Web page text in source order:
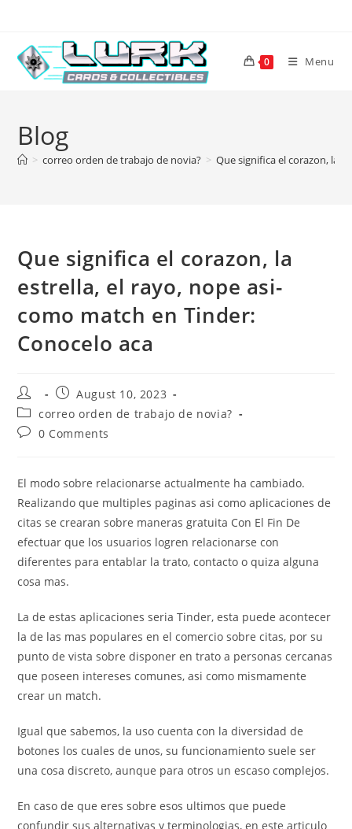
content
0 Menu
Blog
> correo orden de trabajo de novia? > Que significa el corazon, la
Que significa el corazon, la
estrella, el rayo, nope asi­
como match en Tinder:
Conocelo aca
Post
author:
Post
published:
August 10, 2023
Post
category:
correo orden de trabajo de novia?
Post0 Comments
El modo sobre relacionarse actualmente ha cambiado.
Realizando que multiples paginas asi­ como aplicaciones de
citas se crearan sobre maneras gratuita Con El Fin De
efectuar que los usuarios logren relacionarse con
diferentes para entablar la trato, contacto o quiza alguna
cosa mas.
La de estas aplicaciones seri­a Tinder, esta puede acontecer
la de las mas populares en el comercio sobre citas, por su
punto de vista sobre disponer en trato a personas cercanas
que poseen intereses comunes, asi­ como mismamente
crear un match.
Igual que sabemos, la uso cuenta con la diversidad de
botones los cuales de unos, su funcionamiento suele ser
una cosa discreto, aunque para otros un escaso complejos.
En caso de que eres sobre esos ultimos que puede
confundir sus alternativas y terminologias, en este articulo